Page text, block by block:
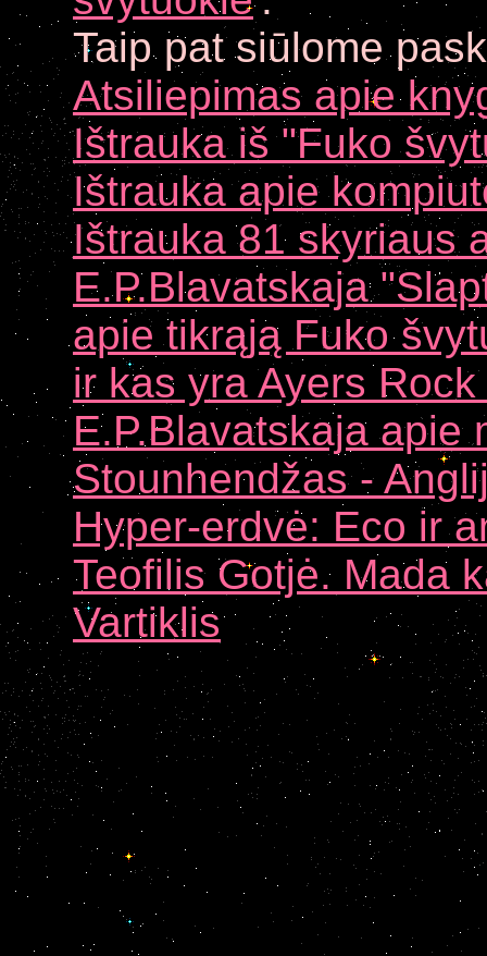
Taippat siūlome
Atsiliepimas apie
Ištrauka iš "Fuko
Ištrauka apie
Ištrauka 81 skyriaus
E.P.Blavatskaja
apie tikrąją Fuko
ir kas yra Ayers
E.P.Blavatskaja apie
Stounhendžas -
Hyper-erdvė: Eco ir
Teofilis Gotjė. Mada
Vartiklis